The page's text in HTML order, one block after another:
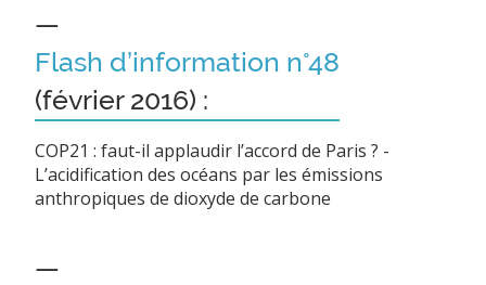
—
Flash d’information n°48
(février 2016) :
COP21 : faut-il applaudir l’accord de Paris ? -
L’acidification des océans par les émissions
anthropiques de dioxyde de carbone
—